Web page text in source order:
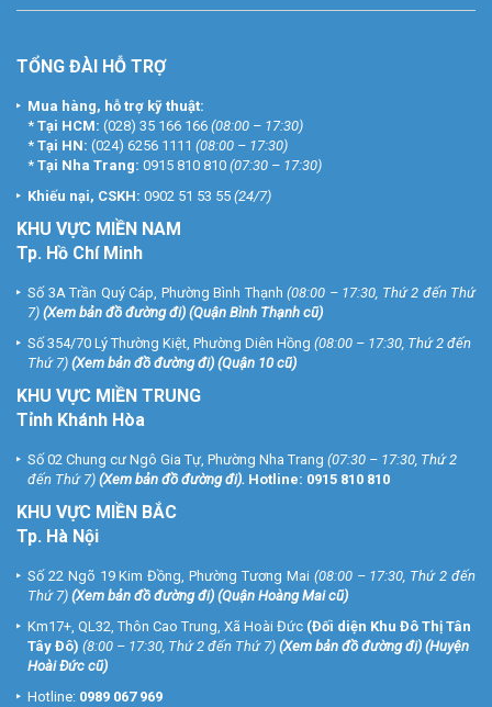
TỔNG ĐÀI HỖ TRỢ
Mua hàng, hỗ trợ kỹ thuật:
* Tại HCM: (028) 35 166 166 (08:00 – 17:30)
* Tại HN: (024) 6256 1111 (08:00 – 17:30)
* Tại Nha Trang: 0915 810 810 (07:30 – 17:30)
Khiếu nại, CSKH: 0902 51 53 55 (24/7)
KHU VỰC MIỀN NAM
Tp. Hồ Chí Minh
Số 3A Trần Quý Cáp, Phường Bình Thạnh (08:00 – 17:30, Thứ 2 đến Thứ
7) (Xem bản đồ đường đi) (Quận Bình Thạnh cũ)
Số 354/70 Lý Thường Kiệt, Phường Diên Hồng (08:00 – 17:30, Thứ 2 đến
Thứ 7) (Xem bản đồ đường đi) (Quận 10 cũ)
KHU VỰC MIỀN TRUNG
Tỉnh Khánh Hòa
Số 02 Chung cư Ngô Gia Tự, Phường Nha Trang (07:30 – 17:30, Thứ 2
đến Thứ 7) (Xem bản đồ đường đi). Hotline: 0915 810 810
KHU VỰC MIỀN BẮC
Tp. Hà Nội
Số 22 Ngõ 19 Kim Đồng, Phường Tương Mai (08:00 – 17:30, Thứ 2 đến
Thứ 7) (Xem bản đồ đường đi) (Quận Hoàng Mai cũ)
Km17+, QL32, Thôn Cao Trung, Xã Hoài Đức (Đối diện Khu Đô Thị Tân
Tây Đô) (8:00 – 17:30, Thứ 2 đến Thứ 7) (Xem bản đồ đường đi) (Huyện
Hoài Đức cũ)
Hotline: 0989 067 969